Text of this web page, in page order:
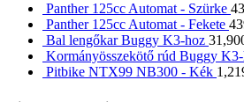
Panther 125cc Automat - Szürke
Panther 125cc Automat - Fekete
Bal lengőkar Buggy K3-hoz
Kormányösszekötő rúd Buggy
Pitbike NTX99 NB300 - Kék